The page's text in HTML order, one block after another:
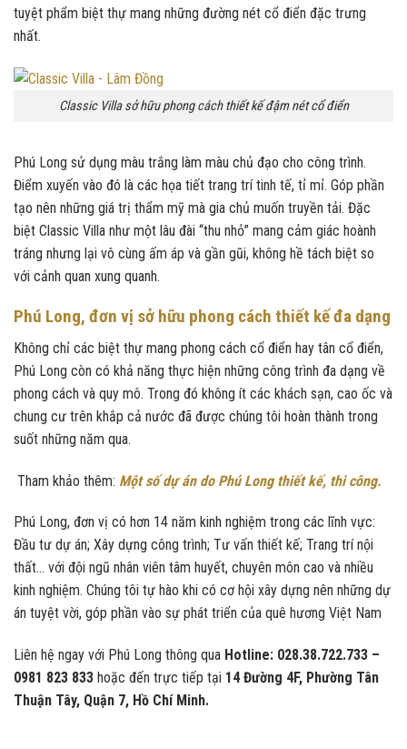
tuyệt phẩm biệt thự mang những đường nét cổ điển đặc trưng
nhất.
Classic Villa sở hữu phong cách thiết kế đậm nét cổ điển
Phú Long sử dụng màu trắng làm màu chủ đạo cho công trình.
Điểm xuyến vào đó là các họa tiết trang trí tinh tế, tỉ mỉ. Góp phần
tạo nên những giá trị thẩm mỹ mà gia chủ muốn truyền tải. Đặc
biệt Classic Villa như một lâu đài “thu nhỏ” mang cảm giác hoành
tráng nhưng lại vô cùng ấm áp và gần gũi, không hề tách biệt so
với cảnh quan xung quanh.
Phú Long, đơn vị sở hữu phong cách thiết kế đa dạng
Không chỉ các biệt thự mang phong cách cổ điển hay tân cổ điển,
Phú Long còn có khả năng thực hiện những công trình đa dạng về
phong cách và quy mô. Trong đó không ít các khách sạn, cao ốc và
chung cư trên khắp cả nước đã được chúng tôi hoàn thành trong
suốt những năm qua.
Tham khảo thêm: Một số dự án do Phú Long thiết kế, thi công.
Phú Long, đơn vị có hơn 14 năm kinh nghiệm trong các lĩnh vực:
Đầu tư dự án; Xây dựng công trình; Tư vấn thiết kế; Trang trí nội
thất… với đội ngũ nhân viên tâm huyết, chuyên môn cao và nhiều
kinh nghiệm. Chúng tôi tự hào khi có cơ hội xây dựng nên những dự
án tuyệt vời, góp phần vào sự phát triển của quê hương Việt Nam
Liên hệ ngay với Phú Long thông qua Hotline: 028.38.722.733 –
0981 823 833 hoặc đến trực tiếp tại 14 Đường 4F, Phường Tân
Thuận Tây, Quận 7, Hồ Chí Minh.